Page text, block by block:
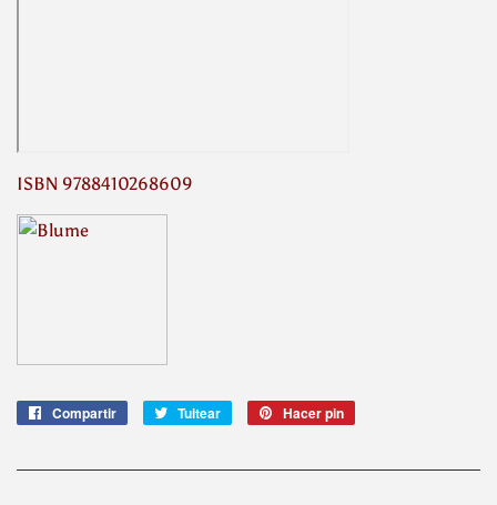
ISBN 9788410268609
Compartir
CompartirTuitear
Tuitear Hacer pin